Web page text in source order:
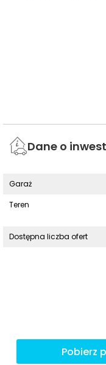
Dane o
Garaż
Teren
Dostępna liczba ofert
Pobierz